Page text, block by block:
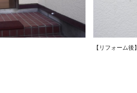
【リフォーム後】